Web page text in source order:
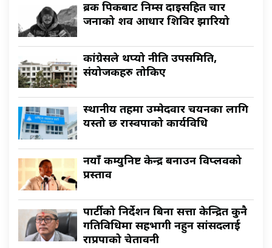
ब्रक पिकबाट निम्स दाइसहित चार
जनाको शव आधार शिविर झारियो
कांग्रेसले थप्यो नीति उपसमिति,
संयोजकहरु तोकिए
स्थानीय तहमा उम्मेदवार चयनका लागि
यस्तो छ रास्वपाको कार्यविधि
नयाँ कम्युनिष्ट केन्द्र बनाउन विप्लवको
प्रस्ताव
पार्टीको निर्देशन बिना सत्ता केन्द्रित कुनै
गतिविधिमा सहभागी नहुन सांसदलाई
राप्रपाको चेतावनी